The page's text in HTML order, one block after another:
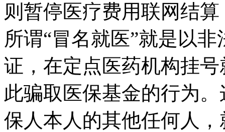
则暂停医疗费用联网结
所谓“冒名就医”就是以
证，在定点医药机构挂
此骗取医保基金的行为
保人本人的其他任何人